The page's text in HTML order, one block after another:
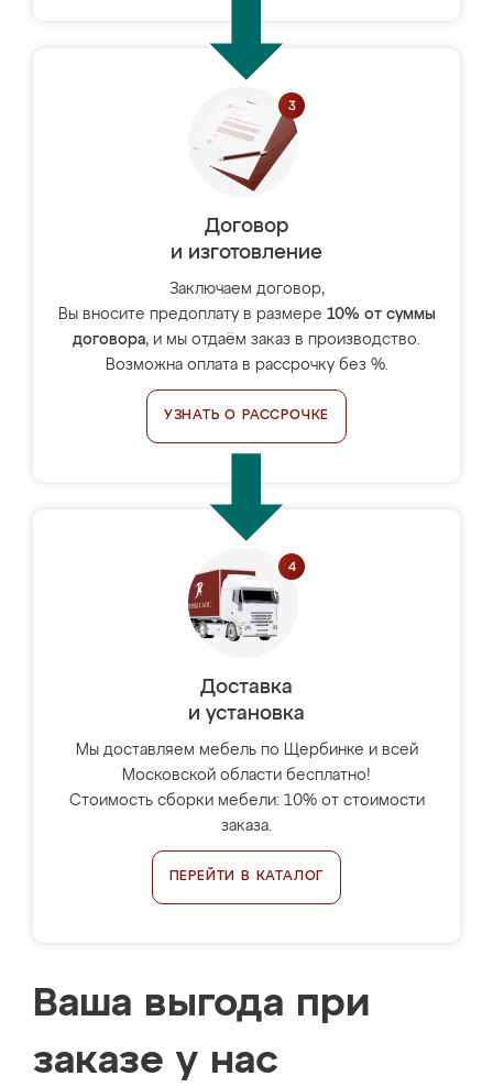
Договор
и изготовление
Заключаем договор,
Вы вносите предоплату в размере 10% от суммы
договора, и мы отдаём заказ в производство.
Возможна оплата в рассрочку без %.
УЗНАТЬ О РАССРОЧКЕ
Доставка
и установка
Мы доставляем мебель по Щербинке и всей
Московской области бесплатно!
Стоимость сборки мебели: 10% от стоимости
заказа.
ПЕРЕЙТИ В КАТАЛОГ
Ваша выгода при
заказе у нас